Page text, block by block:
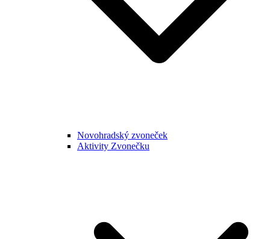
Novohradský zvoneček
Aktivity Zvonečku